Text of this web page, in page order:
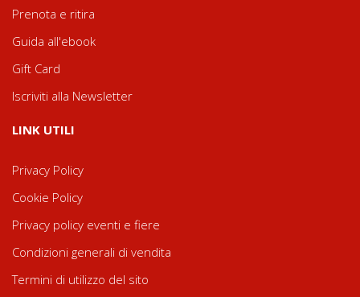
Prenota e ritira
Guida all'ebook
Gift Card
Iscriviti alla Newsletter
LINK UTILI
Privacy Policy
Cookie Policy
Privacy policy eventi e fiere
Condizioni generali di vendita
Termini di utilizzo del sito